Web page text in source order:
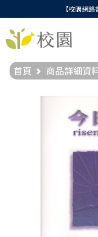
【校園網
首頁 商品詳細資